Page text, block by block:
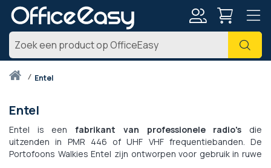
Zoek
Thuisentel
Entel
Entel is eenfabrikant van professionele radio's die
uitzenden in PMR 446 of UHF VHF frequentiebanden. De
Portofoons Walkies Entel zijn ontworpen voor gebruik in ruwe